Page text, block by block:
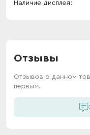
Наличие дисплея
Отзывы
Отзывов о данном
первым.